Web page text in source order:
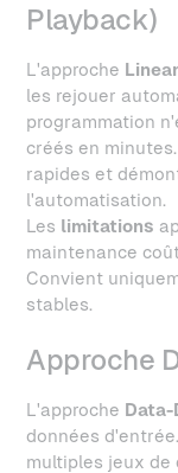
Playback)
L'approche Linear
les rejouer
programmation
créés en
rapides et
l'automatisation.
Les limitations
maintenance
Convient
stables.
Approche
L'approche Data-
données
multiples jeux de